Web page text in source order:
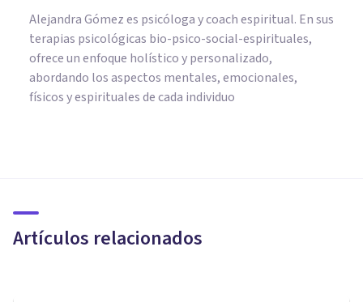
Alejandra Gómez es psicóloga y coach espiritual. En sus
terapias psicológicas bio-psico-social-espirituales,
ofrece un enfoque holístico y personalizado,
abordando los aspectos mentales, emocionales,
físicos y espirituales de cada individuo
Artículos relacionados
online)